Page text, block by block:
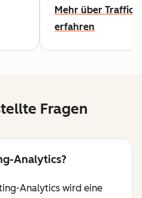
Mehr über Traffic-
erfahren
Fragen
Analytics?
Analytics wird eine